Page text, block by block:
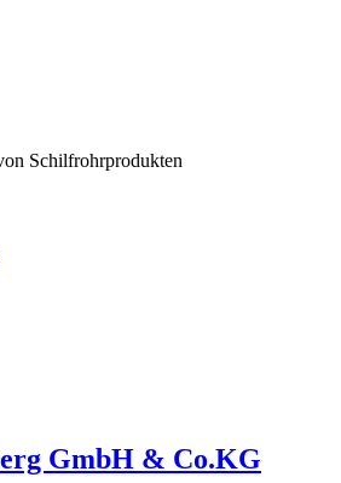
Schilfrohrprodukten
GmbH & Co.KG